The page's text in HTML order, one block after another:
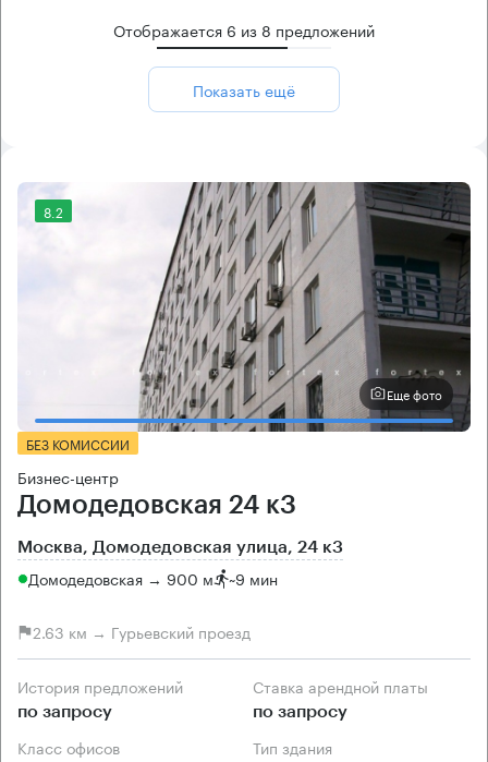
Отображается 6 из 8 предложений
Показать ещё
8.2
Еще фото
БЕЗ КОМИССИИ
Бизнес-центр
Домодедовская 24 к3
Москва, Домодедовская улица, 24 к3
Домодедовская → 900 м ~9 мин
2.63 км → Гурьевский проезд
История предложений
по запросу
Ставка арендной платы
по запросу
Класс офисов Тип здания